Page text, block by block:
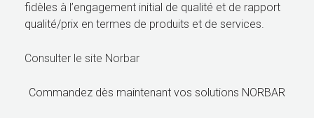
fidèles à l’engagement initial de qualité et de rapport
qualité/prix en termes de produits et de services.
Consulter le site Norbar
Commandez dès maintenant vos solutions NORBAR